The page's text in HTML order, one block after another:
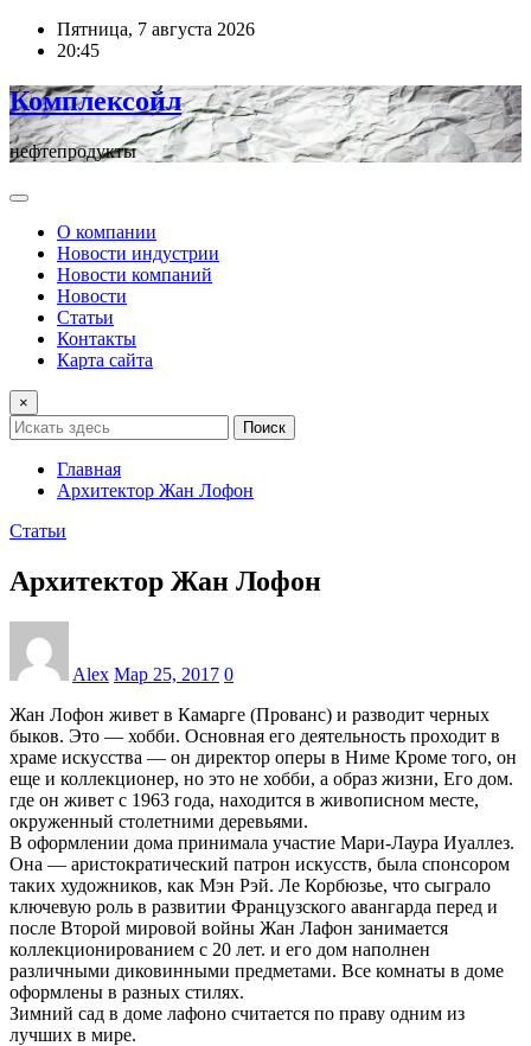
ПерейтиПятница, 7 августа 2026
20:45
Комплексойл
нефтепродукты
О компании
Новости индустрии
Новости компаний
Новости
Статьи
Контакты
Карта сайта
×
Поиск
Главная
Архитектор Жан Лофон
Статьи
Архитектор Жан Лофон
Alex Мар 25, 2017 0
Жан Лофон живет в Камарге (Прованс) и разводит черных
быков. Это — хобби. Основная его деятельность проходит в
храме искусства — он директор оперы в Ниме Кроме того, он
еще и коллекционер, но это не хобби, а образ жизни, Его дом.
где он живет с 1963 года, находится в живописном месте,
окруженный столетними деревьями.
В оформлении дома принимала участие Мари-Лаура Иуаллез.
Она — аристократический патрон искусств, была спонсором
таких художников, как Мэн Рэй. Ле Корбюзье, что сыграло
ключевую роль в развитии Французского авангарда перед и
после Второй мировой войны Жан Лафон занимается
коллекционированием с 20 лет. и его дом наполнен
различными диковинными предметами. Все комнаты в доме
оформлены в разных стилях.
Зимний сад в доме лафоно считается по праву одним из
лучших в мире.